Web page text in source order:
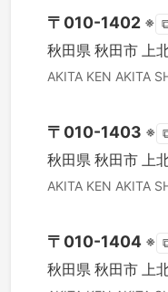
〒 010-1402 ※
秋田県 秋田市 上
AKITA KEN AKITA
〒 010-1403 ※
秋田県 秋田市 上
AKITA KEN AKITA
〒 010-1404 ※
秋田県 秋田市 上